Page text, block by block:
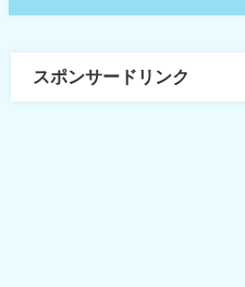
スポンサードリンク